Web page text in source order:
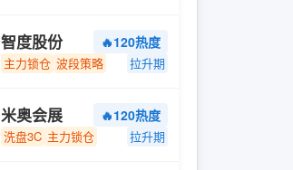
智度股份 🔥120热度
主力锁仓 波段策略 拉升期
米奥会展 🔥120热度
洗盘3C 主力锁仓 拉升期